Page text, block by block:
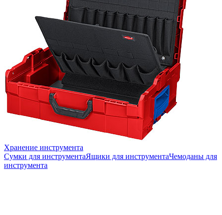
Хранение инструмента
Сумки для инструментаЯщики для инструментаЧемоданы для
инструмента